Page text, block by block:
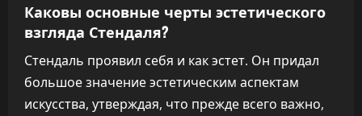
Каковы основные черты эстетического
взгляда Стендаля?
Стендаль проявил себя и как эстет. Он придал
большое значение эстетическим аспектам
искусства, утверждая, что прежде всего важно,